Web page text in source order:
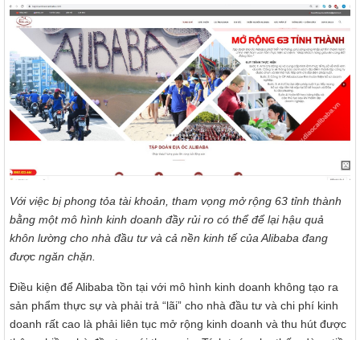
Với việc bị phong tỏa tài khoản, tham vọng mở rộng 63 tỉnh thành
bằng một mô hình kinh doanh đầy rủi ro có thể để lại hậu quả
khôn lường cho nhà đầu tư và cả nền kinh tế của Alibaba đang
được ngăn chặn.
Điều kiện để Alibaba tồn tại với mô hình kinh doanh không tạo ra
sản phẩm thực sự và phải trả “lãi” cho nhà đầu tư và chi phí kinh
doanh rất cao là phải liên tục mở rộng kinh doanh và thu hút được